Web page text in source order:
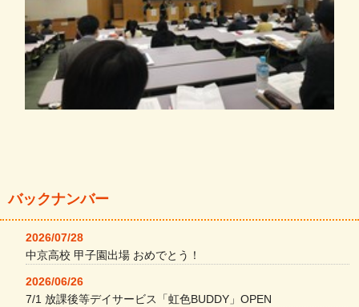
バックナンバー
2026/07/28
中京高校 甲子園出場 おめでとう！
2026/06/26
7/1 放課後等デイサービス「虹色BUDDY」OPEN